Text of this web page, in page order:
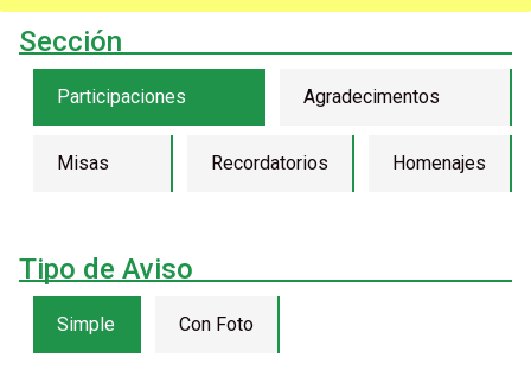
Sección
Participaciones Agradecimentos
Misas Recordatorios Homenajes
Tipo de Aviso
Simple Con Foto